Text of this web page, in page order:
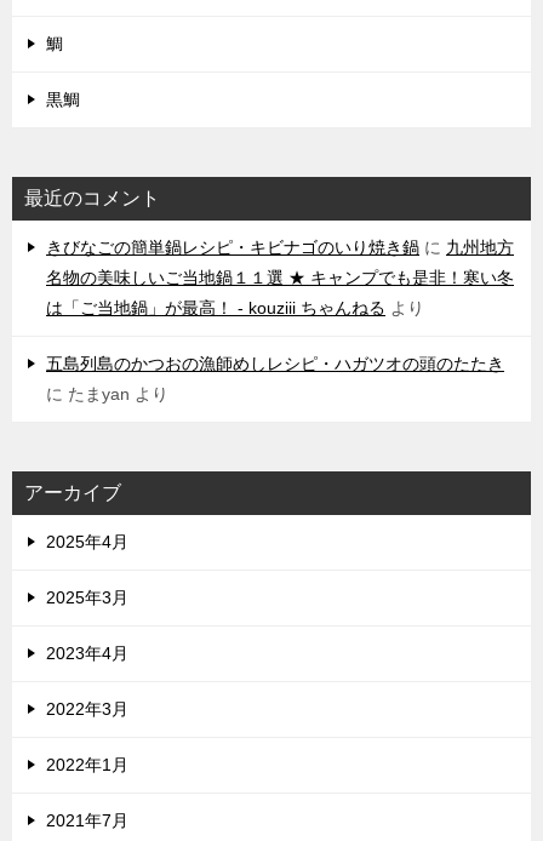
鯛
黒鯛
最近のコメント
きびなごの簡単鍋レシピ・キビナゴのいり焼き鍋 に 九州地方
名物の美味しいご当地鍋１１選 ★ キャンプでも是非！寒い冬
は「ご当地鍋」が最高！ - kouziii ちゃんねる より
五島列島のかつおの漁師めしレシピ・ハガツオの頭のたたき
に たまyan より
アーカイブ
2025年4月
2025年3月
2023年4月
2022年3月
2022年1月
2021年7月